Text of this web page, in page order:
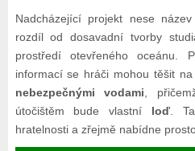
Nadcházející projekt nese název
rozdíl od dosavadní tvorby
prostředí otevřeného oceánu.
informací se hráči mohou těšit na
nebezpečnými vodami ,
útočištěm bude vlastní loď.
hratelnosti a zřejmě nabídne